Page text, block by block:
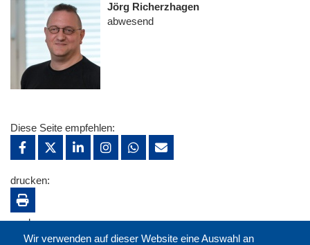
Jörg Richerzhagen
abwesend
Wir verwenden auf dieser Website eine Auswahl an
Diese Seite empfehlen:
drucken:
merken: